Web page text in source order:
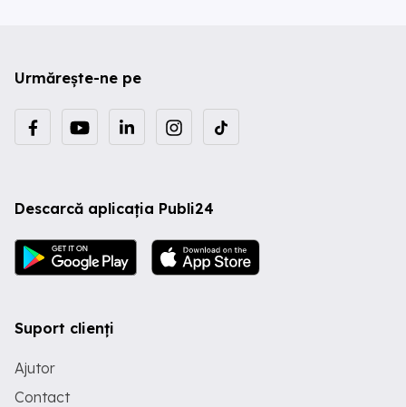
Urmărește-ne pe
Descarcă aplicația Publi24
Suport clienți
Ajutor
Contact